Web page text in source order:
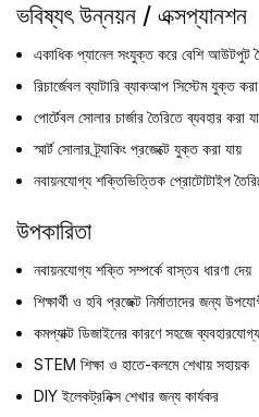
ভবিষ্যৎ উন্নয়ন / এক্সপ্যানশন
একাধিক প্যানেল সংযুক্ত করে বেশি আউটপুট
রিচার্জেবল ব্যাটারি ব্যাকআপ সিস্টেম যুক্ত
পোর্টেবল সোলার চার্জার তৈরিতে ব্যবহার করা
স্মার্ট সোলার ট্র্যাকিং প্রজেক্টে যুক্ত করা যায়
নবায়নযোগ্য শক্তিভিত্তিক প্রোটোটাইপ
উপকারিতা
নবায়নযোগ্য শক্তি সম্পর্কে বাস্তব ধারণা দেয়
শিক্ষার্থী ও হবি প্রজেক্ট নির্মাতাদের জন্য
কমপ্যাক্ট ডিজাইনের কারণে সহজে ব্যবহারযোগ্য
STEM শিক্ষা ও হাতে-কলমে শেখায় সহায়ক
DIY ইলেকট্রনিক্স শেখার জন্য কার্যকর